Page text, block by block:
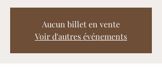
Aucun billet en vente
Voir d'autres événements